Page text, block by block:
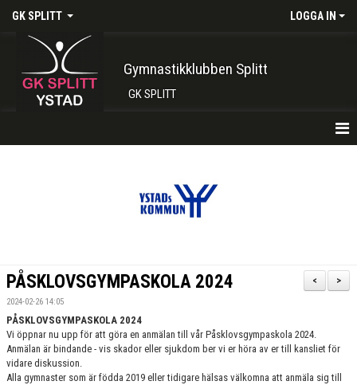
GK SPLITT LOGGA IN
Gymnastikklubben Splitt
GK SPLITT
INTRESSEANMÄLAN
SHOP
GRUPPER OCH TIDER
>
<
PÅSKLOVSGYMPASKOLA 2024
2024-02-26 14:05
PÅSKLOVSGYMPASKOLA 2024
Vi öppnar nu upp för att göra en anmälan till vår Påsklovsgympaskola 2024.
Anmälan är bindande - vis skador eller sjukdom ber vi er höra av er till kansliet för
vidare diskussion.
Alla gymnaster som är födda 2019 eller tidigare hälsas välkomna att anmäla sig till